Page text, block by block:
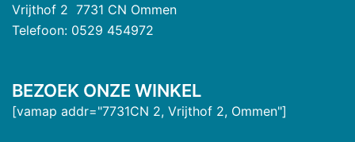
Vrijthof 2 7731 CN Ommen
Telefoon: 0529 454972
BEZOEK ONZE WINKEL
[vamap addr="7731CN 2, Vrijthof 2, Ommen"]